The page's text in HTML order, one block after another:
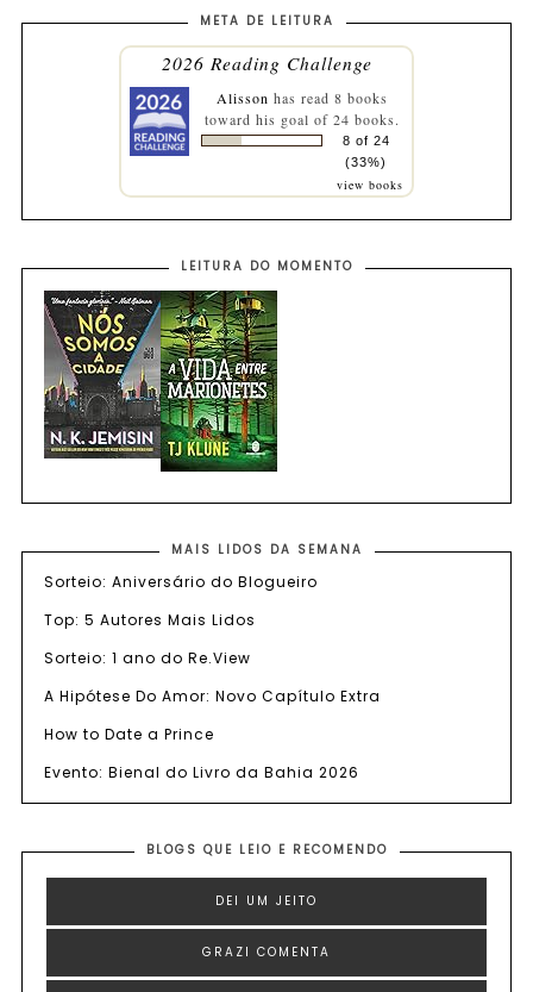
META DE LEITURA
2026 Reading Challenge
Alisson has read 8 books
toward his goal of 24 books.
8 of 24
(33%)
view books
LEITURA DO MOMENTO
MAIS LIDOS DA SEMANA
Sorteio: Aniversário do Blogueiro
Top: 5 Autores Mais Lidos
Sorteio: 1 ano do Re.View
A Hipótese Do Amor: Novo Capítulo Extra
How to Date a Prince
Evento: Bienal do Livro da Bahia 2026
BLOGS QUE LEIO E RECOMENDO
DEI UM JEITO
GRAZI COMENTA